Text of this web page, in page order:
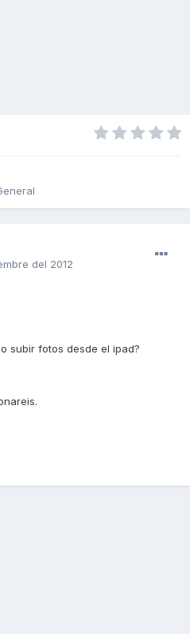
del 2012
subir fotos desde el ipad?